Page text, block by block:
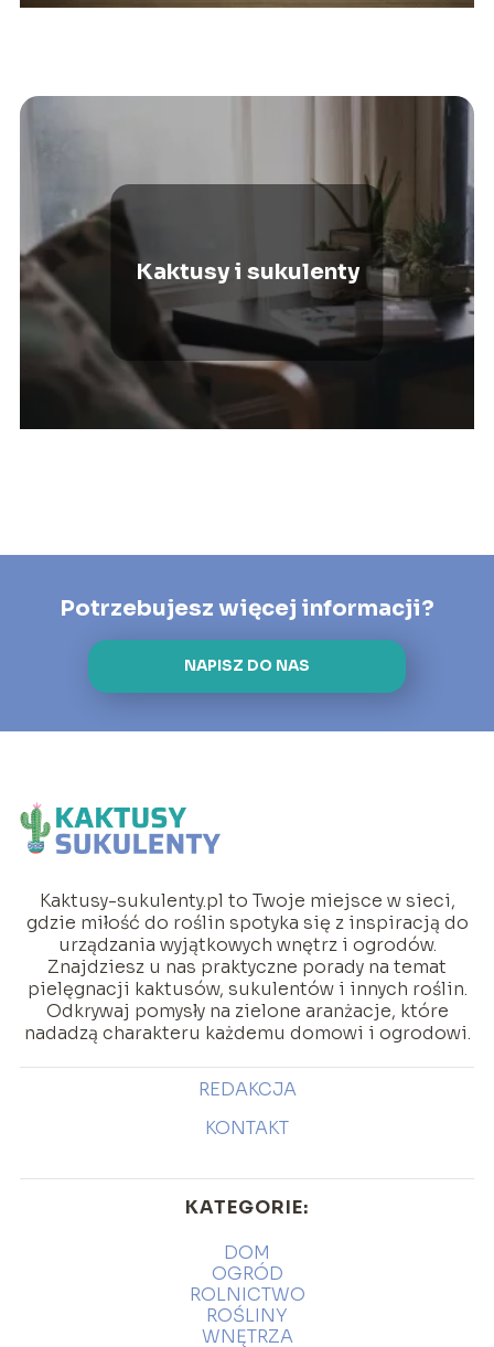
Kaktusy i sukulenty
Potrzebujesz więcej informacji?
NAPISZ DO NAS
Kaktusy-sukulenty.pl to Twoje miejsce w sieci,
gdzie miłość do roślin spotyka się z inspiracją do
urządzania wyjątkowych wnętrz i ogrodów.
Znajdziesz u nas praktyczne porady na temat
pielęgnacji kaktusów, sukulentów i innych roślin.
Odkrywaj pomysły na zielone aranżacje, które
nadadzą charakteru każdemu domowi i ogrodowi.
REDAKCJA
KONTAKT
KATEGORIE:
DOM
OGRÓD
ROLNICTWO
ROŚLINY
WNĘTRZA